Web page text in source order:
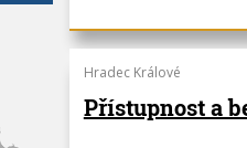
Hradec Králové
Přístupnost a